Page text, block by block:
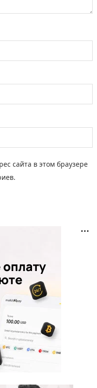
сайта в этом браузере